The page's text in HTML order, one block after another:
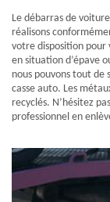
Le débarras de
réalisons
votre disposition pour
en situation d’épave
nous pouvons tout de
casse auto. Les
recyclés. N’hésitez
professionnel en